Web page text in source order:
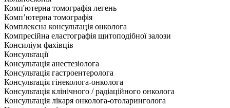
Комп'ютерна томографія легень
Комп’ютерна томографія
Комплексна консультація онколога
Компресійна еластографія щитоподібної залози
Консиліум фахівців
Консультації
Консультація анестезіолога
Консультація гастроентеролога
Консультація гінеколога-онколога
Консультація клінічного / радіаційного онколога
Консультація лікаря онколога-отоларинголога